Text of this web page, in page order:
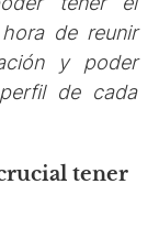
de reunir
y poder
de cada
tener